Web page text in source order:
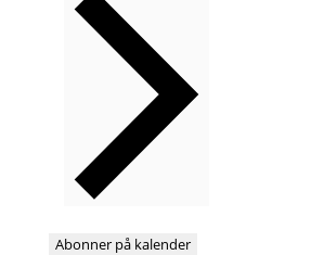
Abonner på kalender